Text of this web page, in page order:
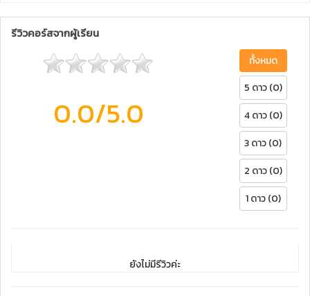
รีวิวคอร์สจากผู้เรียน
0.0/5.0
ทั้งหมด
5 ดาว (0)
4 ดาว (0)
3 ดาว (0)
2 ดาว (0)
1 ดาว (0)
ยังไม่มีรีวิวค่ะ